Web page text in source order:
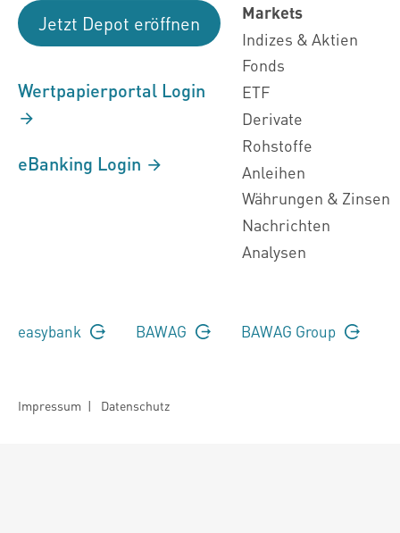
Jetzt Depot eröffnen
Wertpapierportal Login
eBanking Login
Markets
Indizes & Aktien
Fonds
ETF
Derivate
Rohstoffe
Anleihen
Währungen & Zinsen
Nachrichten
Analysen
easybank BAWAG BAWAG Group
Impressum | Datenschutz